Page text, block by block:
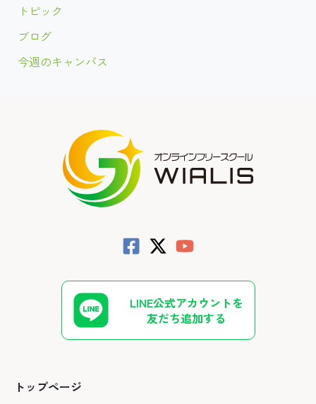
こ
が
で
き
ま
ブ
トピック
ブログ
今週のキャンパス
LINE公式アカウントを
友だち追加する
トップページ